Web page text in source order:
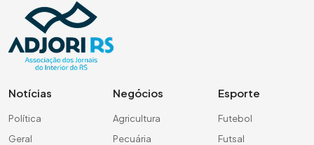
Notícias
Política
Geral
Negócios
Agricultura
Pecuária
Esporte
Futebol
Futsal